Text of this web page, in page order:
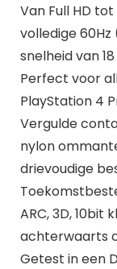
Van Full HD
volledige
snelheid van
Perfect voor
PlayStation 4
Vergulde
nylon
drievoudige
ARC, 3D, 10bit
achterwaarts
Getest in een